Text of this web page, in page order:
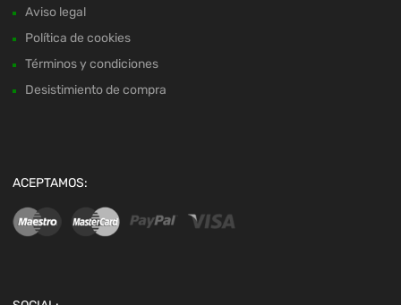
Aviso legal
Política de cookies
Términos y condiciones
Desistimiento de compra
ACEPTAMOS: